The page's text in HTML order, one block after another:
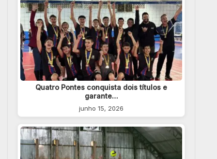
Quatro Pontes conquista dois títulos e
garante…
junho 15, 2026